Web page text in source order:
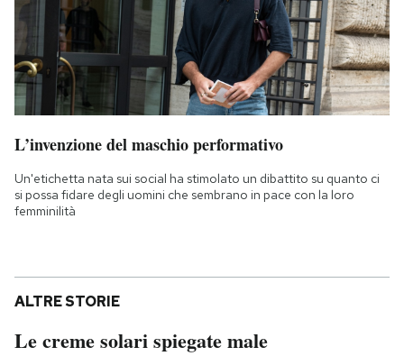
L’invenzione del maschio performativo
Un'etichetta nata sui social ha stimolato un dibattito su quanto ci
si possa fidare degli uomini che sembrano in pace con la loro
femminilità
ALTRE STORIE
Le creme solari spiegate male